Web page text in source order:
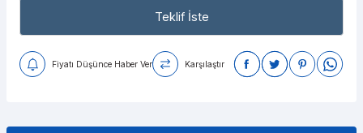
Teklif İste
Fiyatı Düşünce Haber Ver Karşılaştır